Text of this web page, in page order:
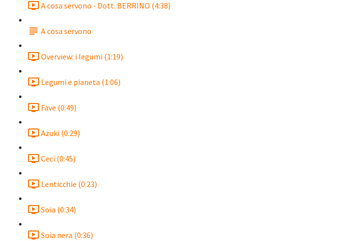
A cosa servono - Dott. BERRINO (4:38)
A cosa servono
Overview: i legumi (1:19)
Legumi e pianeta (1:06)
Fave (0:49)
Azuki (0:29)
Ceci (0:45)
Lenticchie (0:23)
Soia (0:34)
Soia nera (0:36)